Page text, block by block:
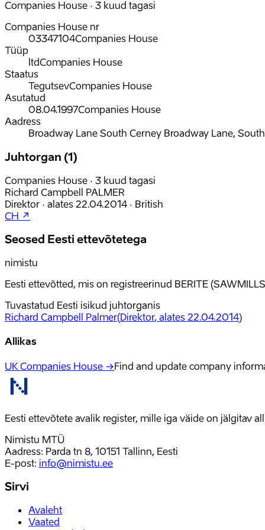
Companies House · 3 kuud tagasi
Companies House nr
03347104Companies House
Tüüp
ltdCompanies House
Staatus
TegutsevCompanies House
Asutatud
08.04.1997Companies House
Aadress
Broadway Lane South Cerney Broadway Lane,
Juhtorgan (1)
Companies House · 3 kuud tagasi
Richard Campbell PALMER
Direktor · alates 22.04.2014· British
CH ↗
Seosed Eesti ettevõtetega
nimistu
Eesti ettevõtted, mis on registreerinud BERITE
Tuvastatud Eesti isikud juhtorganis
Richard Campbell Palmer(Direktor, alates 22.04.2014)
Allikas
UK Companies House →Find and update company
Eesti ettevõtete avalik register, mille iga väide on jälgitav
Nimistu MTÜ
Aadress: Parda tn 8, 10151 Tallinn, Eesti
E-post: info@nimistu.ee
Sirvi
Avaleht
Vaated